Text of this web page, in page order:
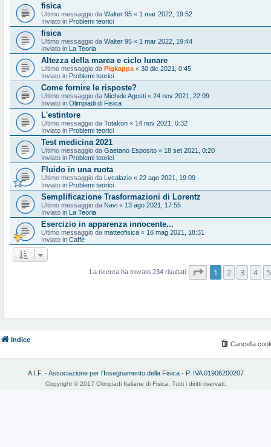
fisica
Ultimo messaggio da Walter 95 « 1 mar 2022, 19:52
Inviato in Problemi teorici
fisica
Ultimo messaggio da Walter 95 « 1 mar 2022, 19:44
Inviato in La Teoria
Altezza della marea e ciclo lunare
Ultimo messaggio da Pigkappa « 30 dic 2021, 0:45
Inviato in Problemi teorici
Come fornire le risposte?
Ultimo messaggio da Michele Agosti « 24 nov 2021, 22:09
Inviato in Olimpiadi di Fisica
L'estintore
Ultimo messaggio da Totakon « 14 nov 2021, 0:32
Inviato in Problemi teorici
Test medicina 2021
Ultimo messaggio da Gaetano Esposito « 18 set 2021, 0:20
Inviato in Problemi teorici
Fluido in una ruota
Ultimo messaggio da Lvcalazio « 22 ago 2021, 19:09
Inviato in Problemi teorici
Semplificazione Trasformazioni di Lorentz
Ultimo messaggio da Navi « 13 ago 2021, 17:55
Inviato in La Teoria
Esercizio in apparenza innocente...
Ultimo messaggio da matteofisica « 16 mag 2021, 18:31
Inviato in Caffè
La ricerca ha trovato 234 risultati Pagina1 di10
1 2 3 4 5
Indice
Cancella
A.I.F. - Associazione per l'Insegnamento della Fisica - P. IVA 01906200207
Copyright © 2017 Olimpiadi Italiane di Fisica. Tutti i diritti riservati.